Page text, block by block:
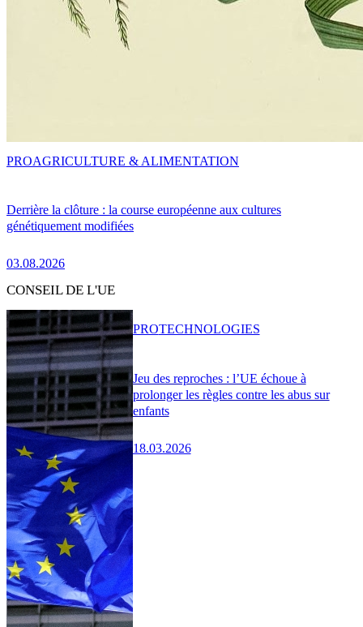
Derrière la clôture : la course européenne aux cultures
génétiquement modifiées
03.08.2026
PROAGRICULTURE & ALIMENTATION
CONSEIL DE L'UE
Jeu des reproches : l’UE échoue à
prolonger les règles contre les abus sur
enfants
18.03.2026
PROTECHNOLOGIES